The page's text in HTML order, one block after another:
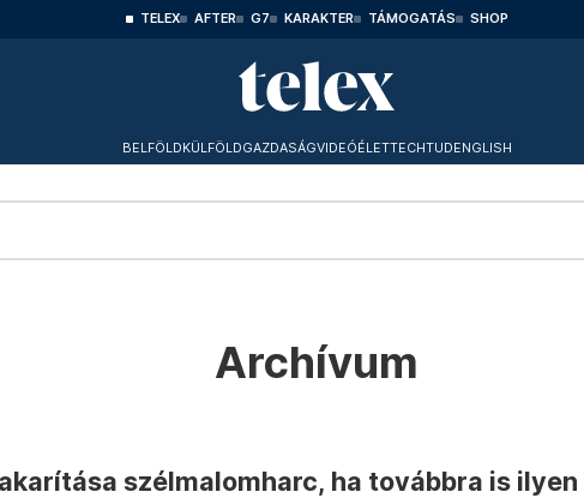
TELEX AFTER G7 KARAKTER TÁMOGATÁS SHOP
BELFÖLDKÜLFÖLDGAZDASÁGVIDEÓÉLETTECHTUDENGLISH
Archívum
szélmalomharc, ha továbbra is ilyen